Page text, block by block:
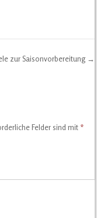
zur Saisonvorbereitung →
Felder sind mit *